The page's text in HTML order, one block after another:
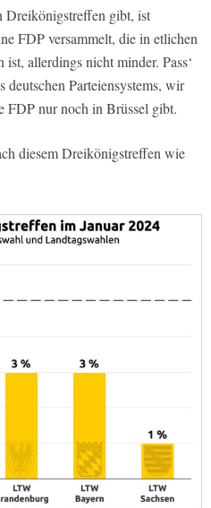
Dreikönigstreffen gibt, ist
FDP versammelt, die in etlichen
allerdings nicht minder. Pass‘
deutschen Parteiensystems, wir
FDP nur noch in Brüssel gibt.
diesem Dreikönigstreffen wie